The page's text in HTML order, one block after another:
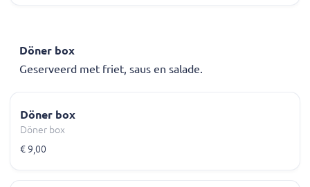
Döner box
Geserveerd met friet, saus en salade.
Döner box
Döner box
€ 9,00